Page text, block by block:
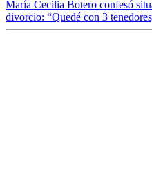
María Cecilia Botero confesó
divorcio: “Quedé con 3